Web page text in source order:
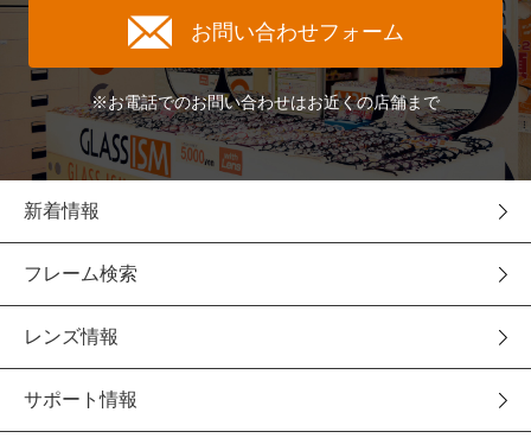
お問い合わせフォーム
※お電話でのお問い合わせはお近くの店舗まで
新着情報
フレーム検索
レンズ情報
サポート情報